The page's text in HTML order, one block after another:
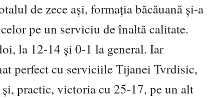
de zece ași, formația băcăuană și-a
pe un serviciu de înaltă calitate.
la 12-14 și 0-1 la general. Iar
perfect cu serviciile Tijanei Tvrdisic,
practic, victoria cu 25-17, pe un alt